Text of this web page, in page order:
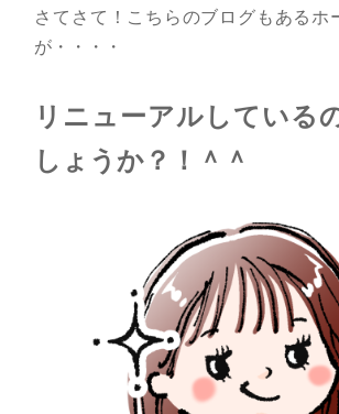
さてさて！こちらのブログもあるホ
が・・・・
リニューアルしている
しょうか？！＾＾